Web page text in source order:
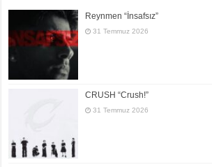
Reynmen “İnsafsız”
31 Temmuz 2026
CRUSH “Crush!”
31 Temmuz 2026